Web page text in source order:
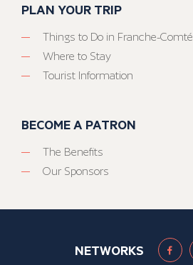
PLAN YOUR TRIP
Things to Do in Franche-Comté
Where to Stay
Tourist Information
BECOME A PATRON
The Benefits
Our Sponsors
NETWORKS